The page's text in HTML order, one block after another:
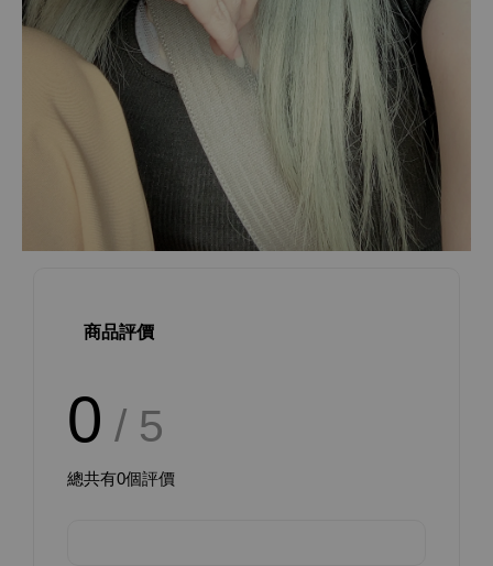
商品評價
0 / 5
總共有0個評價